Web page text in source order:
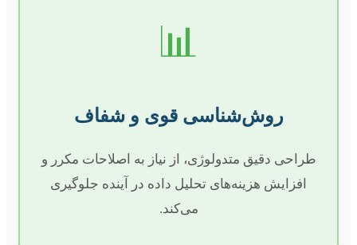
📊
روش‌شناسی قوی و شفاف
طراحی دقیق متدولوژی، از نیاز به اصلاحات مکرر و
افزایش هزینه‌های تحلیل داده در آینده جلوگیری
می‌کند.